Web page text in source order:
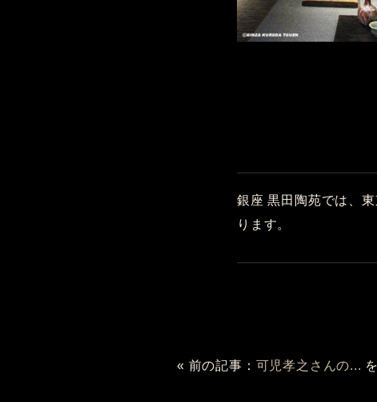
銀座 黒田陶苑では、
ります。
« 前の記事： 可児孝之さんの...